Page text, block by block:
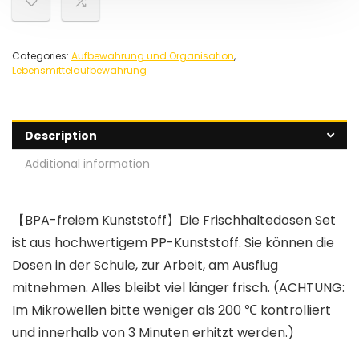
Categories: Aufbewahrung und Organisation,
Lebensmittelaufbewahrung
Description
Additional information
【BPA-freiem Kunststoff】Die Frischhaltedosen Set
ist aus hochwertigem PP-Kunststoff. Sie können die
Dosen in der Schule, zur Arbeit, am Ausflug
mitnehmen. Alles bleibt viel länger frisch. (ACHTUNG:
Im Mikrowellen bitte weniger als 200 ℃ kontrolliert
und innerhalb von 3 Minuten erhitzt werden.)